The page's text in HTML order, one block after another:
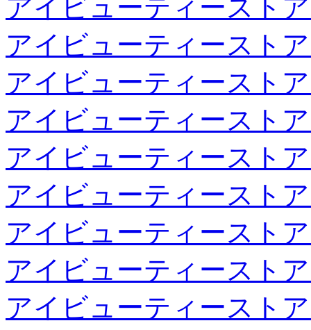
アイビューティースト
アイビューティースト
アイビューティースト
アイビューティースト
アイビューティースト
アイビューティースト
アイビューティースト
アイビューティースト
アイビューティースト